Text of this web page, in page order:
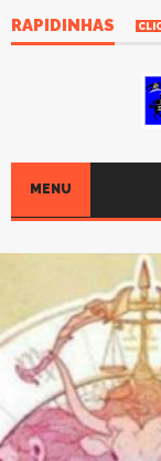
RAPIDINHAS
MENU